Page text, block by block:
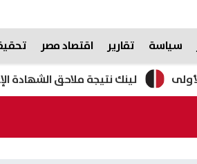
سياسة تقارير اقتصاد مصر
لينك نتيجة ملاحق الشهادة الإعدادية الدور الثاني 2026